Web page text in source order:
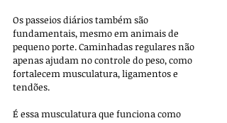
Os passeios diários também são
fundamentais, mesmo em animais de
pequeno porte. Caminhadas regulares não
apenas ajudam no controle do peso, como
fortalecem musculatura, ligamentos e
tendões.
É essa musculatura que funciona como